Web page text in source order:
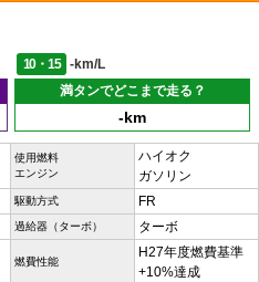
10・15
-km/L
満タンでどこまで走る？
-km
使用燃料
エンジン
ハイオク
ガソリン
駆動方式 FR
過給器（ターボ） ターボ
燃費性能
H27年度燃費基準
+10%達成